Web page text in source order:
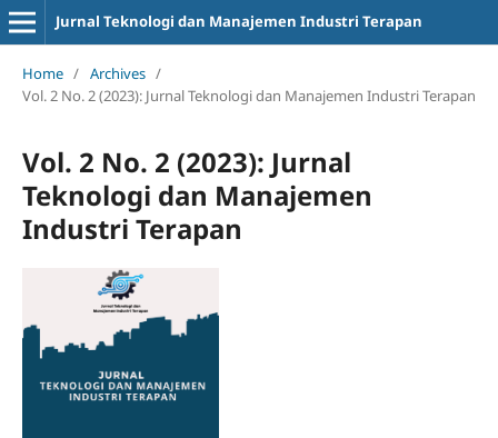
Jurnal Teknologi dan Manajemen Industri Terapan
Home / Archives /
Vol. 2 No. 2 (2023): Jurnal Teknologi dan Manajemen Industri Terapan
Vol. 2 No. 2 (2023): Jurnal
Teknologi dan Manajemen
Industri Terapan